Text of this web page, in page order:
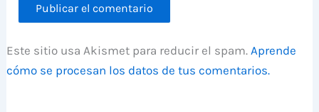
Este sitio usa Akismet para reducir el spam.Aprende
cómo se procesan los datos de tus comentarios.